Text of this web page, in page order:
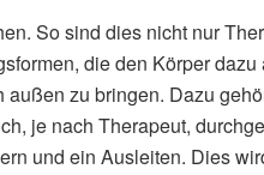
So sind dies nicht nur
die den Körper dazu
außen zu bringen. Dazu
je nach Therapeut,
und ein Ausleiten. Dies